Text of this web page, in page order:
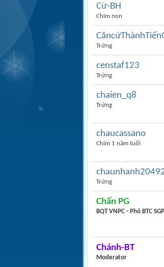
Cừ-BH
Chim non
Trứng
censtaf123
Trứng
chaien_q8
Trứng
chaucassano
Chim 1 năm tuổi
Trứng
Chấn PG
BQT VNPC - Phó BTC
Chánh-BT
Moderator